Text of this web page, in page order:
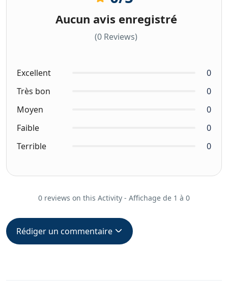
Aucun avis enregistré
(0 Reviews)
Excellent
0
Très bon
0
Moyen
0
Faible
0
Terrible
0
0 reviews on this Activity - Affichage de 1 à 0
Rédiger un commentaire